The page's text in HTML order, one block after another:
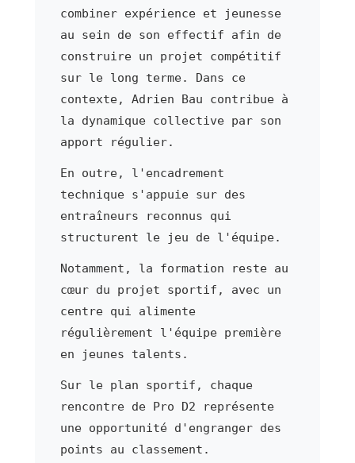
combiner expérience et jeunesse
au sein de son effectif afin de
construire un projet compétitif
sur le long terme. Dans ce
contexte, Adrien Bau contribue à
la dynamique collective par son
apport régulier.
En outre, l'encadrement
technique s'appuie sur des
entraîneurs reconnus qui
structurent le jeu de l'équipe.
Notamment, la formation reste au
cœur du projet sportif, avec un
centre qui alimente
régulièrement l'équipe première
en jeunes talents.
Sur le plan sportif, chaque
rencontre de Pro D2 représente
une opportunité d'engranger des
points au classement.